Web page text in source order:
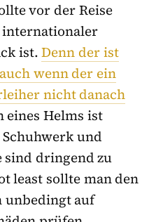
vor der Reise
internationaler
ist.Denn der ist
wenn der ein
nicht danach
eines Helms ist
und
sind dringend zu
least sollte man den
unbedingt auf